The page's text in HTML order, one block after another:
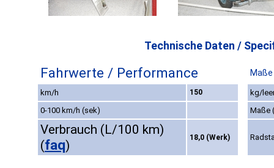
Technische Daten /
Fahrwerte / Performance
km/h 150
kg/
0-100 km/h (sek)
Maße
Verbrauch (L/100 km)
(faq)
18,0 (Werk)